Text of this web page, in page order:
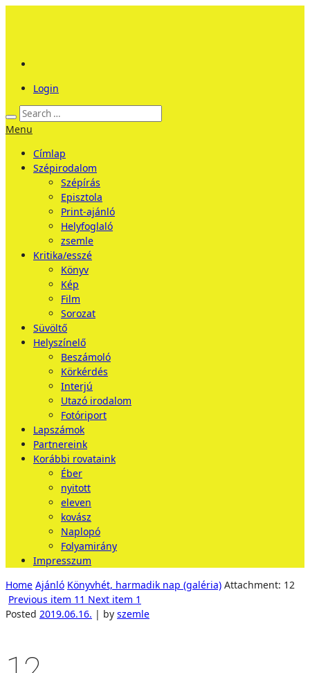
Login
Menu
Címlap
Szépirodalom
Szépírás
Episztola
Print-ajánló
Helyfoglaló
zsemle
Kritika/esszé
Könyv
Kép
Film
Sorozat
Süvöltő
Helyszínelő
Beszámoló
Körkérdés
Interjú
Utazó irodalom
Fotóriport
Lapszámok
Partnereink
Korábbi rovataink
Éber
nyitott
eleven
kovász
Naplopó
Folyamirány
Impresszum
Home Ajánló Könyvhét, harmadik nap (galéria) Attachment: 12
Previous item 11 Next item 1
Posted 2019.06.16. | by szemle